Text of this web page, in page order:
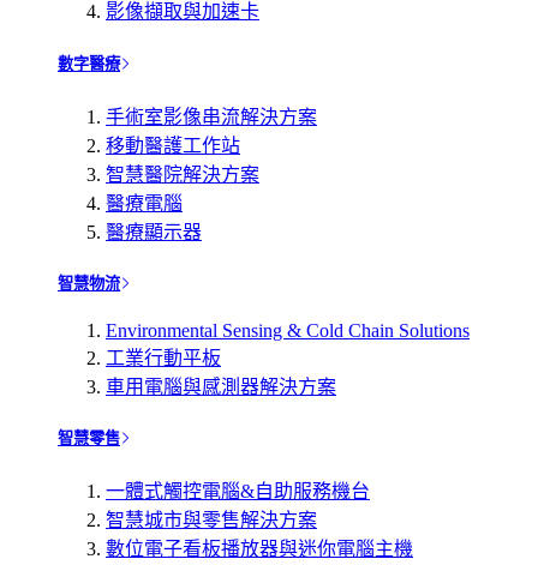
影像擷取與加速卡
數字醫療
手術室影像串流解決方案
移動醫護工作站
智慧醫院解決方案
醫療電腦
醫療顯示器
智慧物流
Environmental Sensing & Cold Chain Solutions
工業行動平板
車用電腦與感測器解決方案
智慧零售
一體式觸控電腦&自助服務機台
智慧城市與零售解決方案
數位電子看板播放器與迷你電腦主機